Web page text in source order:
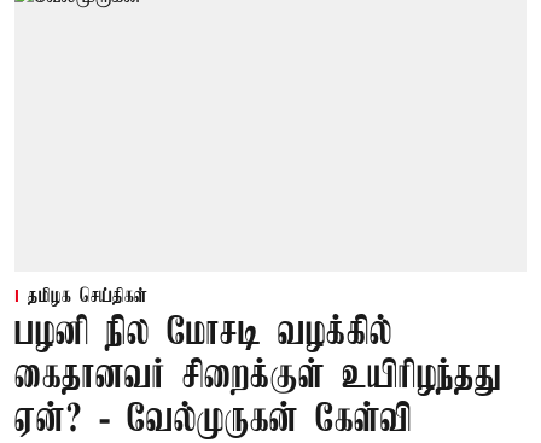
தமிழக செய்திகள்
பழனி நில மோசடி வழக்கில்
கைதானவர் சிறைக்குள் உயிரிழந்தது
ஏன்? - வேல்முருகன் கேள்வி